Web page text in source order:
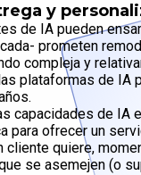
y
de IA pueden
prometen
compleja y
plataformas de IA
capacidades de IA
para ofrecer un
quiere,
se asemejen (o